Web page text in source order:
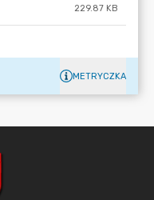
229.87 KB
METRYCZKA